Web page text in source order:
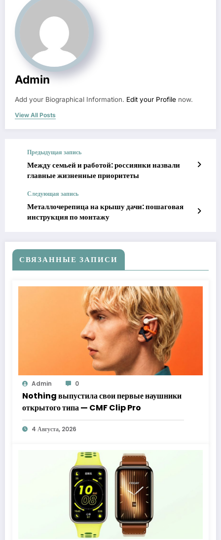
Admin
Add your Biographical Information. Edit your Profile now.
View All Posts
Предыдущая запись
Между семьей и работой: россиянки назвали
главные жизненные приоритеты
Следующая запись
Металлочерепица на крышу дачи: пошаговая
инструкция по монтажу
СВЯЗАННЫЕ ЗАПИСИ
Admin 0
Nothing выпустила свои первые наушники
открытого типа — CMF Clip Pro
4 Августа, 2026